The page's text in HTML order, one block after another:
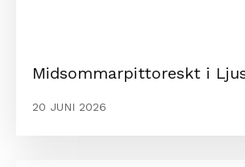
Midsommarpittoreskt i
20 JUNI 2026